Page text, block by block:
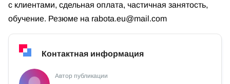
с клиентами, сдельная оплата, частичная занятость,
обучение. Резюме на rabota.eu@mail.com
Контактная информация
Автор публикации